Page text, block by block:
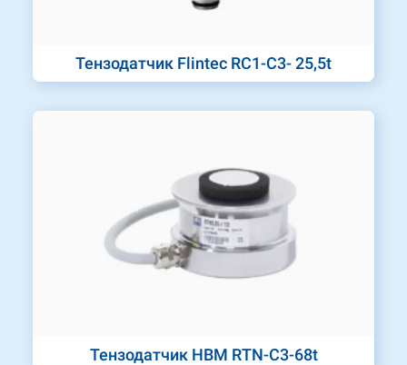
Тензодатчик Flintec RC1-C3- 25,5t
Тензодатчик HBM RTN-C3-68t